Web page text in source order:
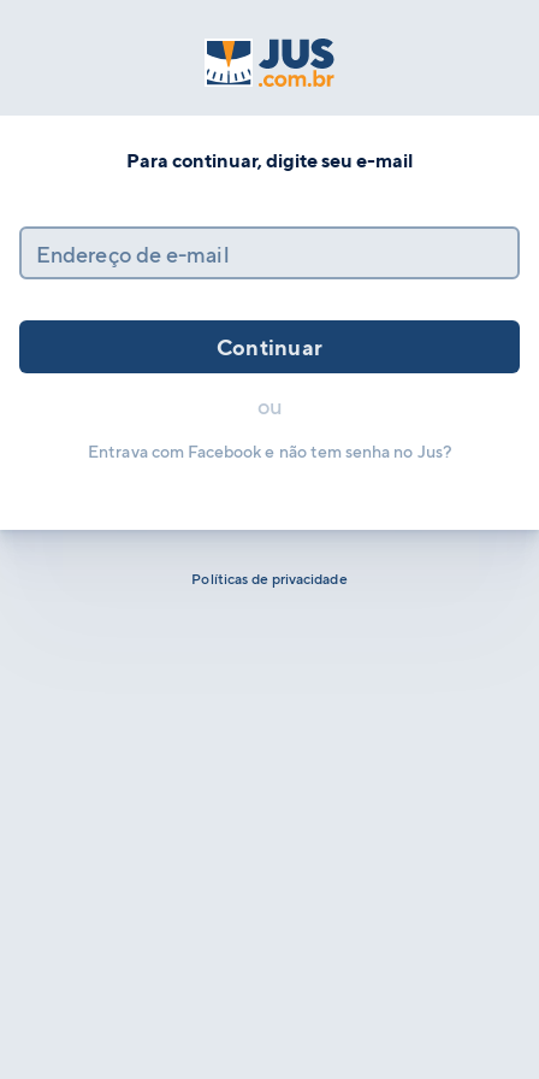
Para continuar, digite seu e-mail
Endereço de e-mail
Continuar
ou
Entrava com Facebook e não tem senha no Jus?
Políticas de privacidade